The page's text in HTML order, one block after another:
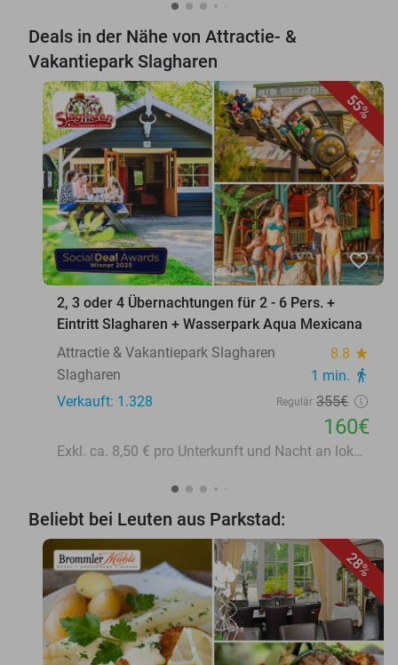
Deals in der Nähe von Attractie- &
Vakantiepark Slagharen
55%
favorite_border
2, 3 oder 4 Übernachtungen für 2 - 6 Pers. +
Eintritt Slagharen + Wasserpark Aqua Mexicana
Attractie & Vakantiepark Slagharen
8.8 star
Slagharen 1 min. directions_walk
Verkauft: 1.328 Regulär 355€
160€
Exkl. ca. 8,50 € pro Unterkunft und Nacht an lokalen Gebühren
Beliebt bei Leuten aus Parkstad:
28%